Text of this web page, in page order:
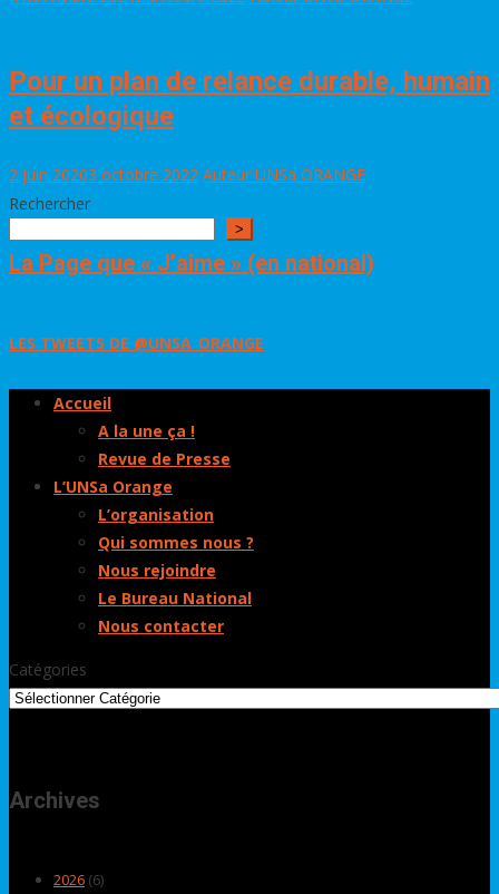
Pour un plan de relance durable, humain
et écologique
2 juin 20203 octobre 2022 Auteur UNSa ORANGE
Rechercher
>
La Page que « J’aime » (en national)
LES TWEETS DE @UNSA_ORANGE
Accueil
A la une ça !
Revue de Presse
L’UNSa Orange
L’organisation
Qui sommes nous ?
Nous rejoindre
Le Bureau National
Nous contacter
Catégories
Archives
2026 (6)